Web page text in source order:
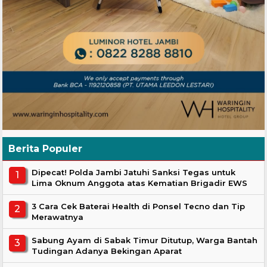
Berita Populer
Dipecat! Polda Jambi Jatuhi Sanksi Tegas untuk
Lima Oknum Anggota atas Kematian Brigadir EWS
3 Cara Cek Baterai Health di Ponsel Tecno dan Tip
Merawatnya
Sabung Ayam di Sabak Timur Ditutup, Warga Bantah
Tudingan Adanya Bekingan Aparat